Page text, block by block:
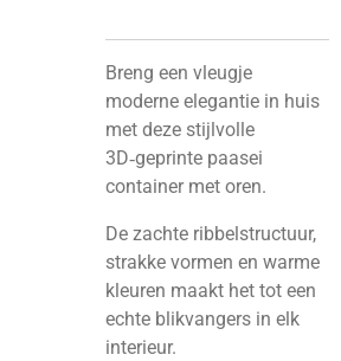
Breng een vleugje
moderne elegantie in huis
met deze stijlvolle
3D‑geprinte paasei
container met oren.
De zachte ribbelstructuur,
strakke vormen en warme
kleuren maakt het tot een
echte blikvangers in elk
interieur.